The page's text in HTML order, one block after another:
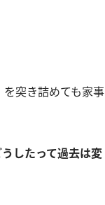
突き詰めても家事
したって過去は変